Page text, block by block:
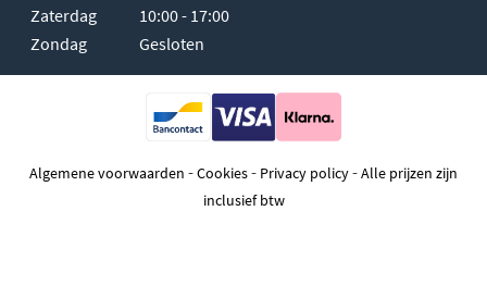
Zaterdag
10:00 - 17:00
Zondag
Gesloten
Algemene voorwaarden -Cookies- Privacy policy-Alle prijzen zijn
inclusief btw